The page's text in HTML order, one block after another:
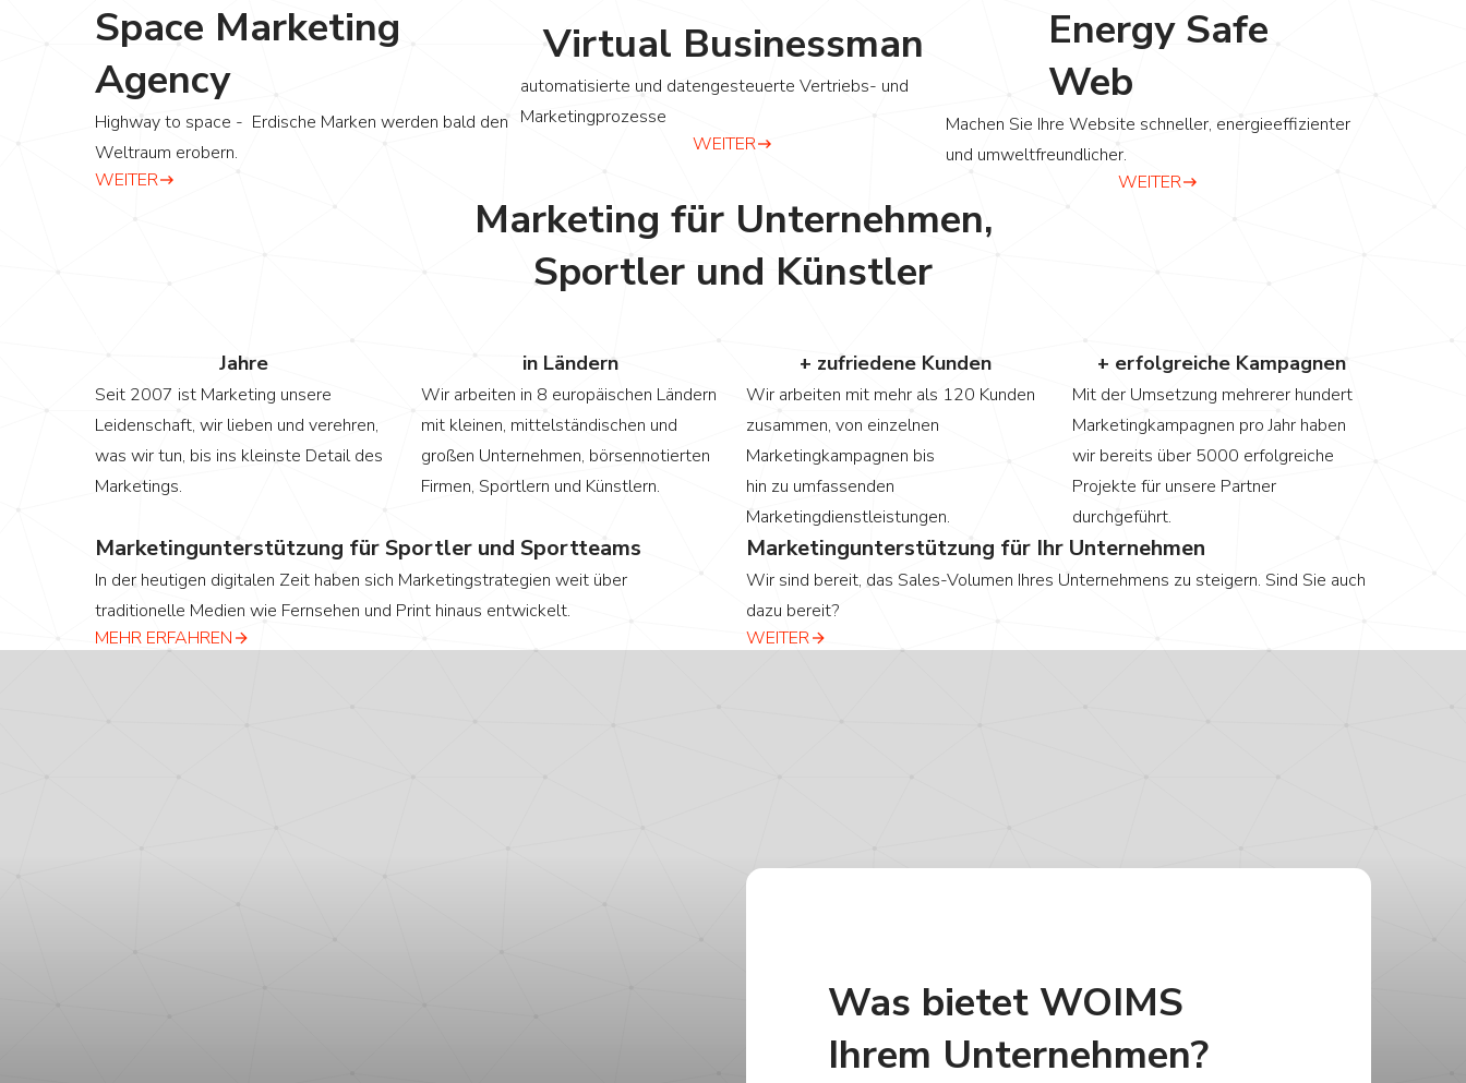
Space Marketing
Agency
Highway to space - Erdische Marken werden bald den
Weltraum erobern.
WEITER
Virtual Businessman
automatisierte und datengesteuerte Vertriebs- und
Marketingprozesse
WEITER
Energy Safe
Web
Machen Sie Ihre Website schneller, energieeffizienter
und umweltfreundlicher.
WEITER
Marketing für Unternehmen,
Sportler und Künstler
Jahre
Seit 2007 ist Marketing unsere
Leidenschaft, wir lieben und verehren,
was wir tun, bis ins kleinste Detail des
Marketings.
in Ländern
Wir arbeiten in 8 europäischen Ländern
mit kleinen, mittelständischen und
großen Unternehmen, börsennotierten
Firmen, Sportlern und Künstlern.
+ zufriedene Kunden
Wir arbeiten mit mehr als 120 Kunden
zusammen, von einzelnen
Marketingkampagnen bis
hin zu umfassenden
Marketingdienstleistungen.
+ erfolgreiche Kampagnen
Mit der Umsetzung mehrerer hundert
Marketingkampagnen pro Jahr haben
wir bereits über 5000 erfolgreiche
Projekte für unsere Partner
durchgeführt.
Marketingunterstützung für Sportler und Sportteams
In der heutigen digitalen Zeit haben sich Marketingstrategien weit über
traditionelle Medien wie Fernsehen und Print hinaus entwickelt.
MEHR ERFAHREN
Marketingunterstützung für Ihr Unternehmen
Wir sind bereit, das Sales-Volumen Ihres Unternehmens zu steigern. Sind Sie auch
dazu bereit?
WEITER
Was bietet WOIMS
Ihrem Unternehmen?